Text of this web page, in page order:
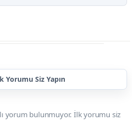
Yorumu Siz Yapın
yorum bulunmuyor. İlk yorumu siz